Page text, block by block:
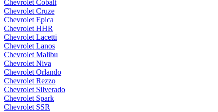
Chevrolet Cobalt
Chevrolet Cruze
Chevrolet Epica
Chevrolet HHR
Chevrolet Lacetti
Chevrolet Lanos
Chevrolet Malibu
Chevrolet Niva
Chevrolet Orlando
Chevrolet Rezzo
Chevrolet Silverado
Chevrolet Spark
Chevrolet SSR